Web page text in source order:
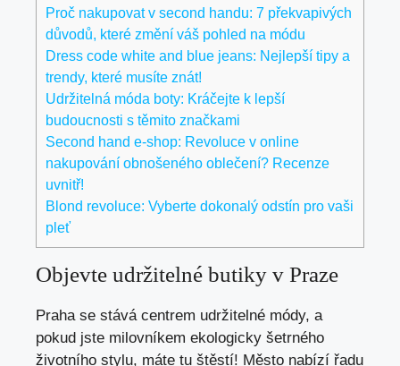
Proč nakupovat v second handu: 7 překvapivých
důvodů, které změní váš pohled na módu
Dress code white and blue jeans: Nejlepší tipy a
trendy, které musíte znát!
Udržitelná móda boty: Kráčejte k lepší
budoucnosti s těmito značkami
Second hand e-shop: Revoluce v online
nakupování obnošeného oblečení? Recenze
uvnitř!
Blond revoluce: Vyberte dokonalý odstín pro vaši
pleť
Objevte udržitelné butiky v Praze
Praha se stává centrem udržitelné módy, a
pokud jste milovníkem ekologicky šetrného
životního stylu, máte tu štěstí! Město nabízí řadu